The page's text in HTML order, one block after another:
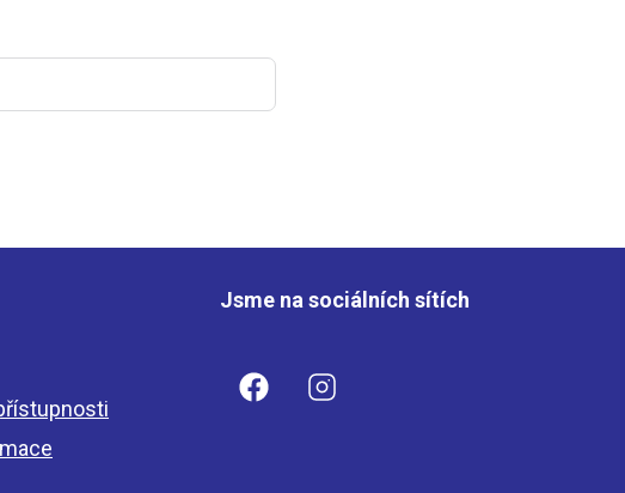
Jsme na sociálních sítích